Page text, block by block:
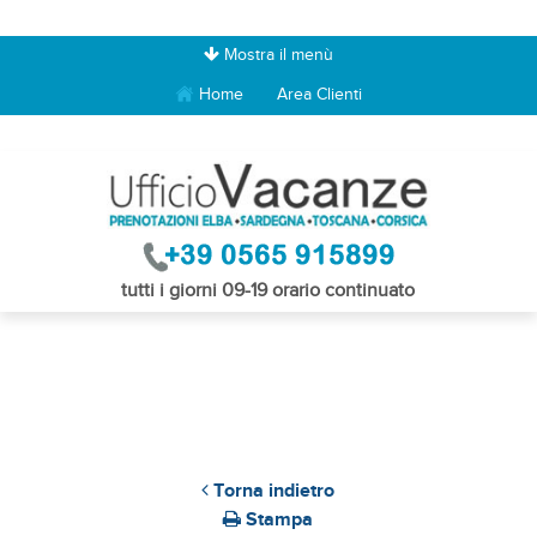
Mostra il menù
Home Area Clienti
tutti i giorni 09-19 orario continuato
Torna indietro
Stampa